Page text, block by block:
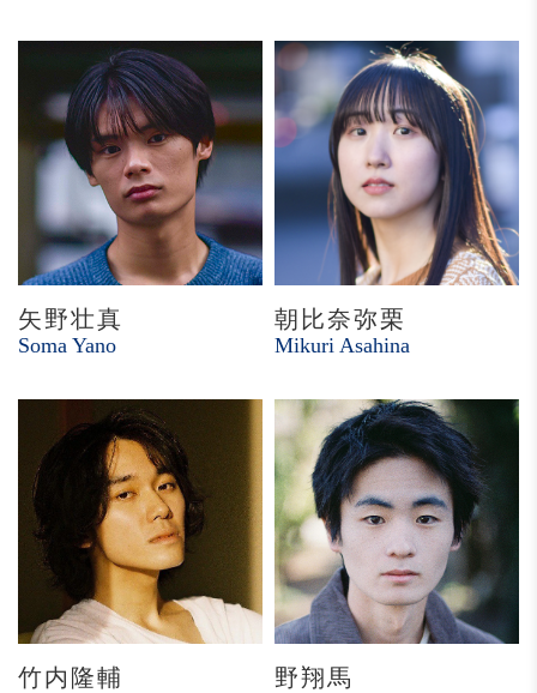
矢野壮真
Soma Yano
朝比奈弥栗
Mikuri Asahina
竹内隆輔 野翔馬